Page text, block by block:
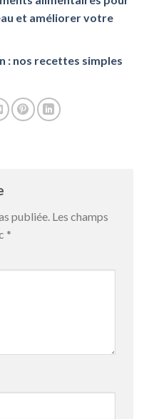
et améliorer votre
: nos recettes simples
publiée. Les champs
*